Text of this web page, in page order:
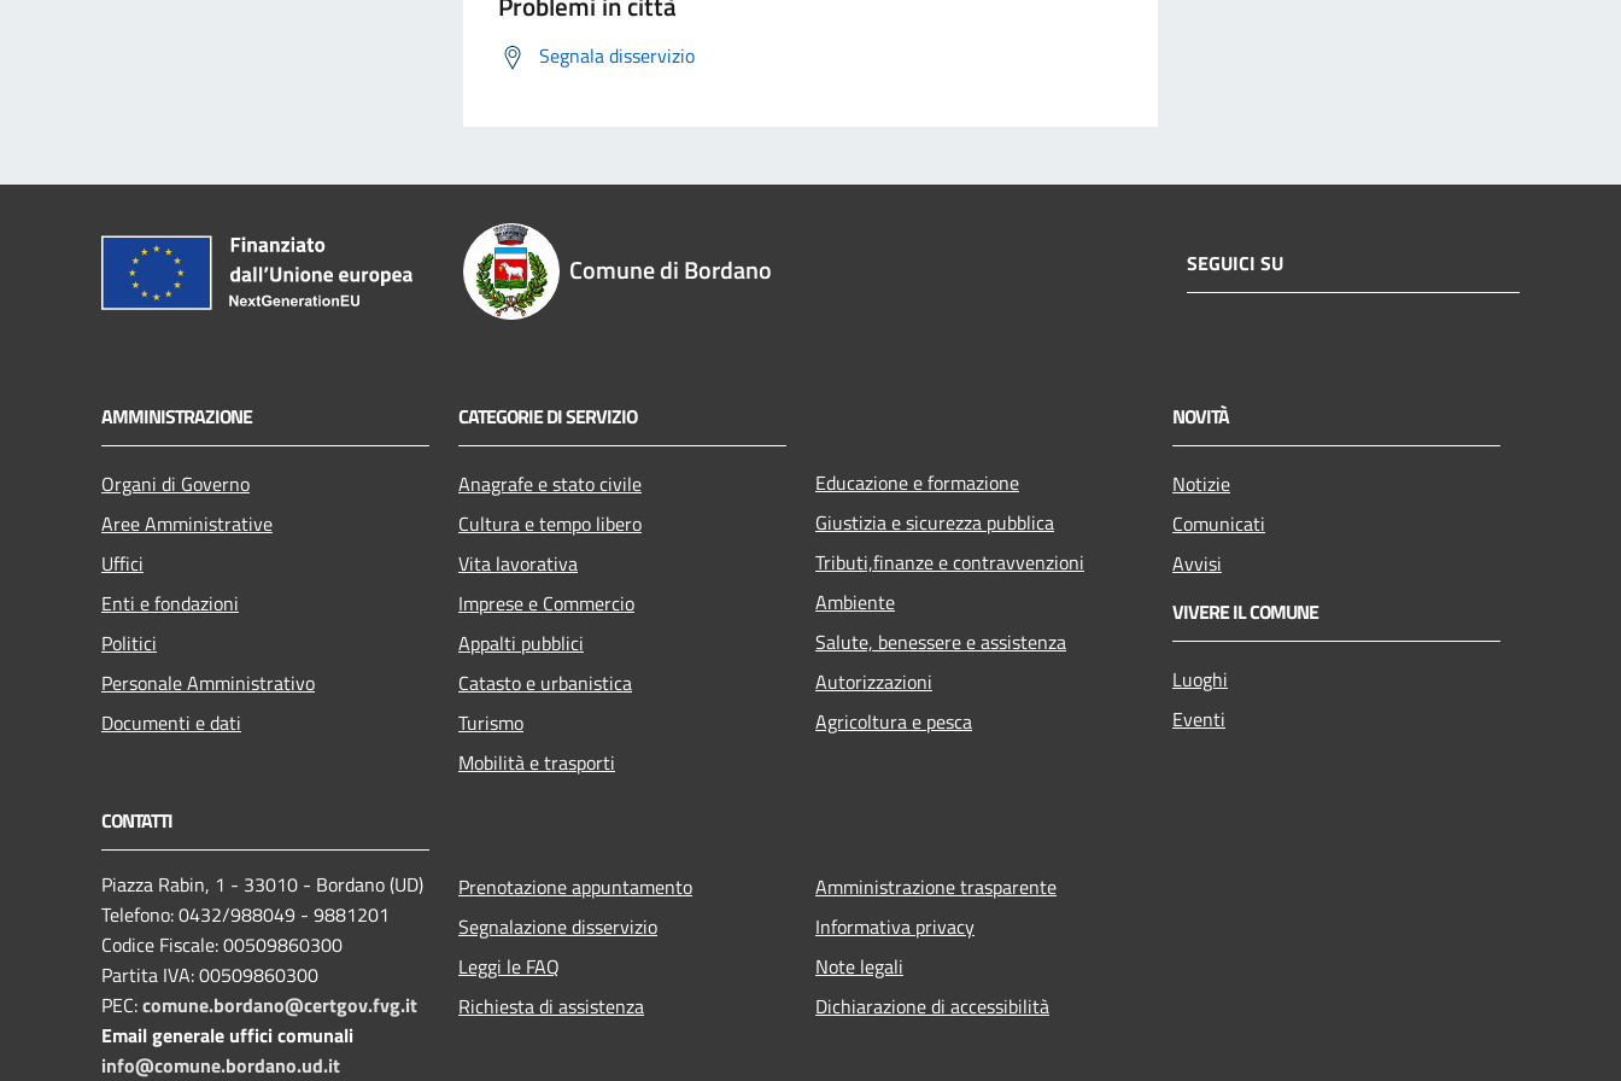
Segnala disservizio
Comune di Bordano SEGUICI SU
AMMINISTRAZIONE
Organi di Governo
Aree Amministrative
Uffici
Enti e fondazioni
Politici
Personale Amministrativo
Documenti e dati
CATEGORIE DI SERVIZIO
Anagrafe e stato civile
Cultura e tempo libero
Vita lavorativa
Imprese e Commercio
Appalti pubblici
Catasto e urbanistica
Turismo
Mobilità e trasporti
Educazione e formazione
Giustizia e sicurezza pubblica
Tributi,finanze e contravvenzioni
Ambiente
Salute, benessere e assistenza
Autorizzazioni
Agricoltura e pesca
NOVITÀ
Notizie
Comunicati
Avvisi
VIVERE IL COMUNE
Luoghi
Eventi
CONTATTI
Piazza Rabin, 1 - 33010 - Bordano (UD)
Telefono: 0432/988049 - 9881201
Codice Fiscale: 00509860300
Partita IVA: 00509860300
PEC:comune.bordano@certgov.fvg.it
Email generale uffici comunali
info@comune.bordano.ud.it
Prenotazione appuntamento
Segnalazione disservizio
Leggi le FAQ
Richiesta di assistenza
Amministrazione trasparente
Informativa privacy
Note legali
Dichiarazione di accessibilità